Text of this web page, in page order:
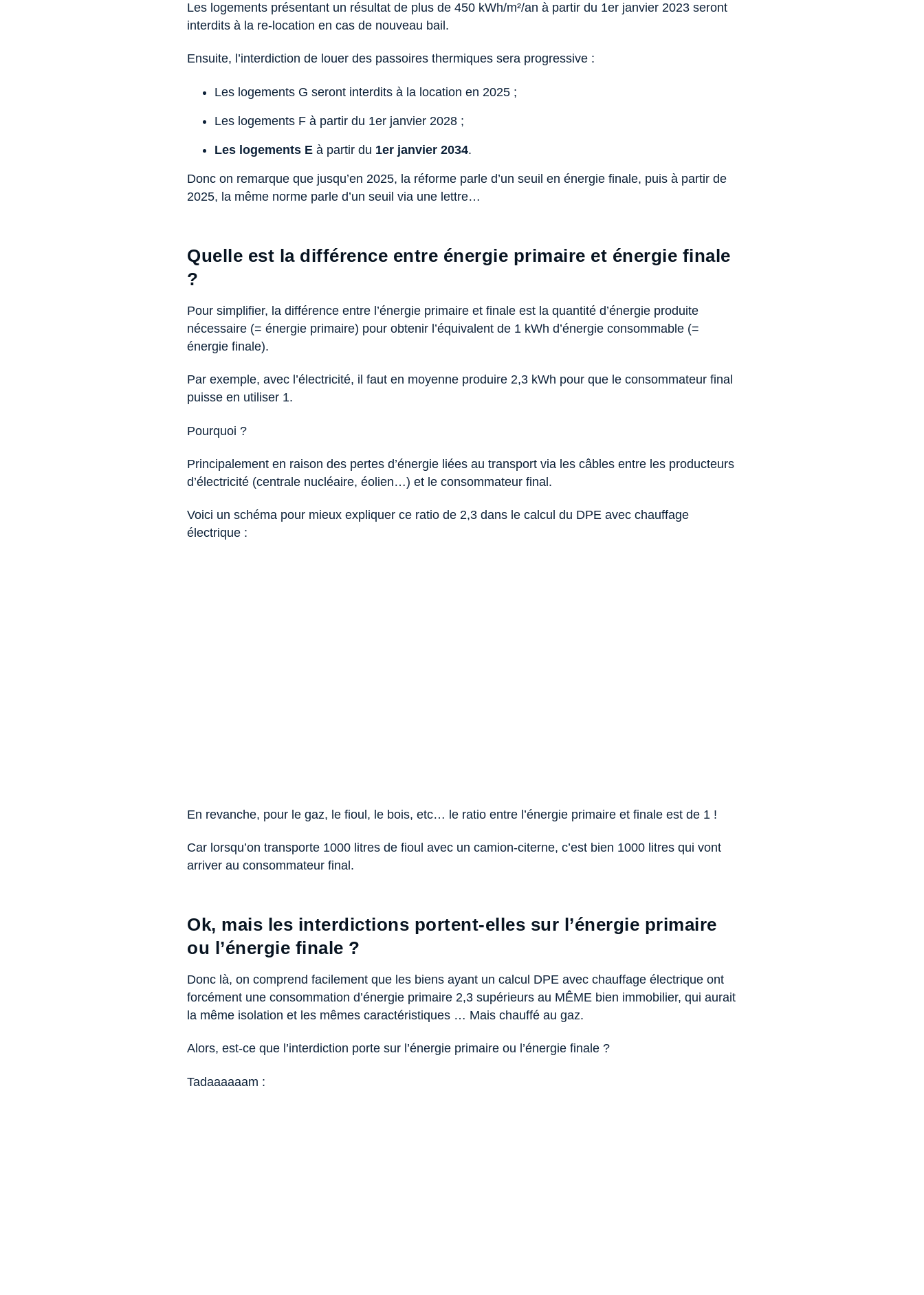
Les logements présentant un résultat de plus de 450 kWh/m²/an à partir du 1er janvier 2023 seront
interdits à la re-location en cas de nouveau bail.
Ensuite, l’interdiction de louer des passoires thermiques sera progressive :
Les logements G seront interdits à la location en 2025 ;
Les logements F à partir du 1er janvier 2028 ;
Les logements E à partir du 1er janvier 2034.
Donc on remarque que jusqu’en 2025, la réforme parle d’un seuil en énergie finale, puis à partir de
2025, la même norme parle d’un seuil via une lettre…
Quelle est la différence entre énergie primaire et énergie finale
?
Pour simplifier, la différence entre l’énergie primaire et finale est la quantité d’énergie produite
nécessaire (= énergie primaire) pour obtenir l’équivalent de 1 kWh d’énergie consommable (=
énergie finale).
Par exemple, avec l’électricité, il faut en moyenne produire 2,3 kWh pour que le consommateur final
puisse en utiliser 1.
Pourquoi ?
Principalement en raison des pertes d’énergie liées au transport via les câbles entre les producteurs
d’électricité (centrale nucléaire, éolien…) et le consommateur final.
Voici un schéma pour mieux expliquer ce ratio de 2,3 dans le calcul du DPE avec chauffage
électrique :
En revanche, pour le gaz, le fioul, le bois, etc… le ratio entre l’énergie primaire et finale est de 1 !
Car lorsqu’on transporte 1000 litres de fioul avec un camion-citerne, c’est bien 1000 litres qui vont
arriver au consommateur final.
Ok, mais les interdictions portent-elles sur l’énergie primaire
ou l’énergie finale ?
Donc là, on comprend facilement que les biens ayant un calcul DPE avec chauffage électrique ont
forcément une consommation d’énergie primaire 2,3 supérieurs au MÊME bien immobilier, qui aurait
la même isolation et les mêmes caractéristiques … Mais chauffé au gaz.
Alors, est-ce que l’interdiction porte sur l’énergie primaire ou l’énergie finale ?
Tadaaaaaam :